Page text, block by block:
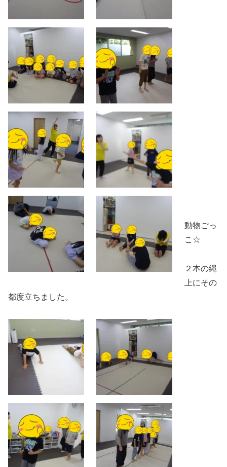
動物ごっ
こ☆
２本の縄
上にその
都度立ちました。